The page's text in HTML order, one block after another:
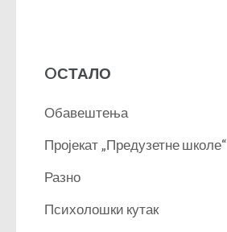
OСТАЛО
Обавештења
Пројекат „Предузетне школе“
Разно
Психолошки кутак